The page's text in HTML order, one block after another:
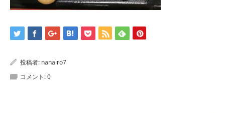
投稿者: nanairo7
コメント:0